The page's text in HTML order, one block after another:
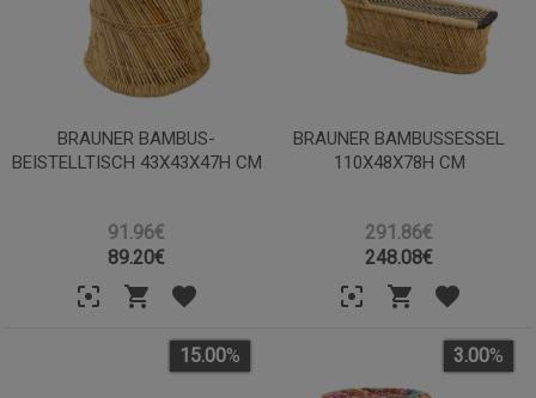
BRAUNER BAMBUS-
BEISTELLTISCH 43X43X47H CM
91.96€
89.20€
BRAUNER BAMBUSSESSEL
110X48X78H CM
291.86€
248.08€
15.00% 3.00%